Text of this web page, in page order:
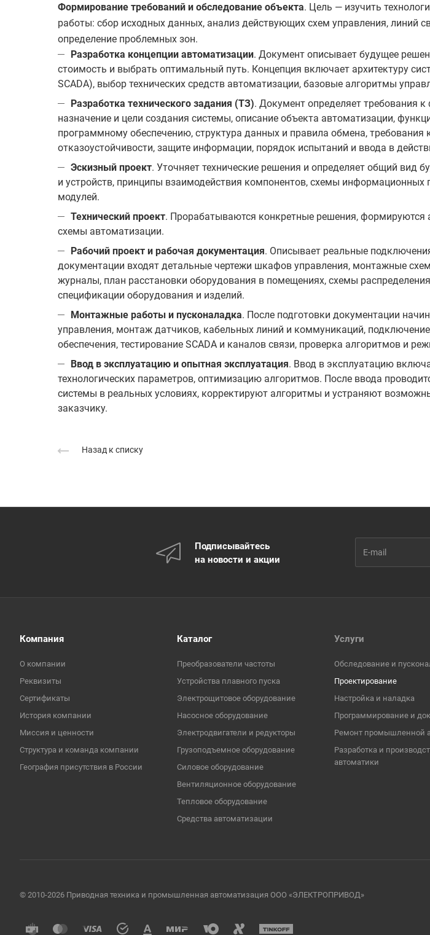
Формирование требований и обследование объекта. Цель — изучить
работы: сбор исходных данных, анализ действующих схем управления, линий
определение проблемных зон.
Разработка концепции автоматизации. Документ описывает будущее
стоимость и выбрать оптимальный путь. Концепция включает архитектуру
SCADA), выбор технических средств автоматизации, базовые алгоритмы
Разработка технического задания (ТЗ). Документ определяет требования
назначение и цели создания системы, описание объекта автоматизации,
программному обеспечению, структура данных и правила обмена,
отказоустойчивости, защите информации, порядок испытаний и ввода в
Эскизный проект. Уточняет технические решения и определяет общий вид
и устройств, принципы взаимодействия компонентов, схемы
модулей.
Технический проект. Прорабатываются конкретные решения, формируются
схемы автоматизации.
Рабочий проект и рабочая документация. Описывает реальные
документации входят детальные чертежи шкафов управления, монтажные
журналы, план расстановки оборудования в помещениях, схемы
спецификации оборудования и изделий.
Монтажные работы и пусконаладка. После подготовки документации
управления, монтаж датчиков, кабельных линий и коммуникаций,
обеспечения, тестирование SCADA и каналов связи, проверка алгоритмов и
Ввод в эксплуатацию и опытная эксплуатация. Ввод в эксплуатацию
технологических параметров, оптимизацию алгоритмов. После ввода
системы в реальных условиях, корректируют алгоритмы и устраняют
заказчику.
Назад к списку
Подписывайтесь
на новости и акции
Компания
О компании
Реквизиты
Сертификаты
История компании
Миссия и ценности
Структура и команда компании
География присутствия в России
Каталог
Преобразователи частоты
Устройства плавного пуска
Электрощитовое оборудование
Насосное оборудование
Электродвигатели и редукторы
Грузоподъемное оборудование
Cиловое оборудование
Вентиляционное оборудование
Тепловое оборудование
Средства автоматизации
Услуги
Обследование и
Проектирование
Настройка и наладка
Программирование и
Ремонт промышленной
Разработка и
автоматики
© 2010-2026 Приводная техника и промышленная автоматизация ООО «ЭЛЕКТРОПРИВОД»